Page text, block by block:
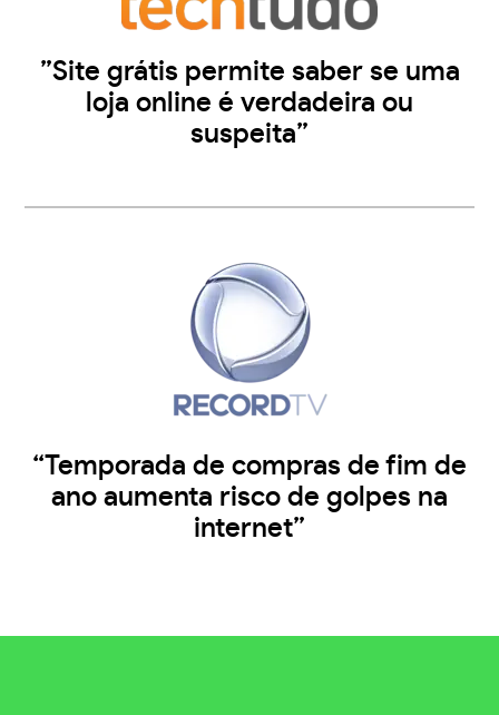
”Site grátis permite saber se uma
loja online é verdadeira ou
suspeita”
“Temporada de compras de fim de
ano aumenta risco de golpes na
internet”